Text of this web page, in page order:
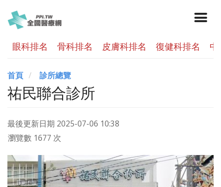
眼科排名 骨科排名 皮膚科排名 復健科排名
首頁 診所總覽
祐民聯合診所
最後更新日期 2025-07-06 10:38
瀏覽數 1677 次